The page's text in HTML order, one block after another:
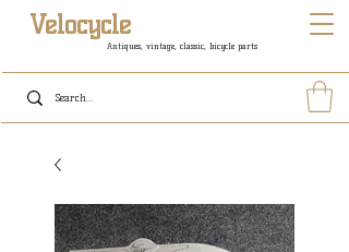
Antiques, vintage, classic, bicycle parts
Velocycle